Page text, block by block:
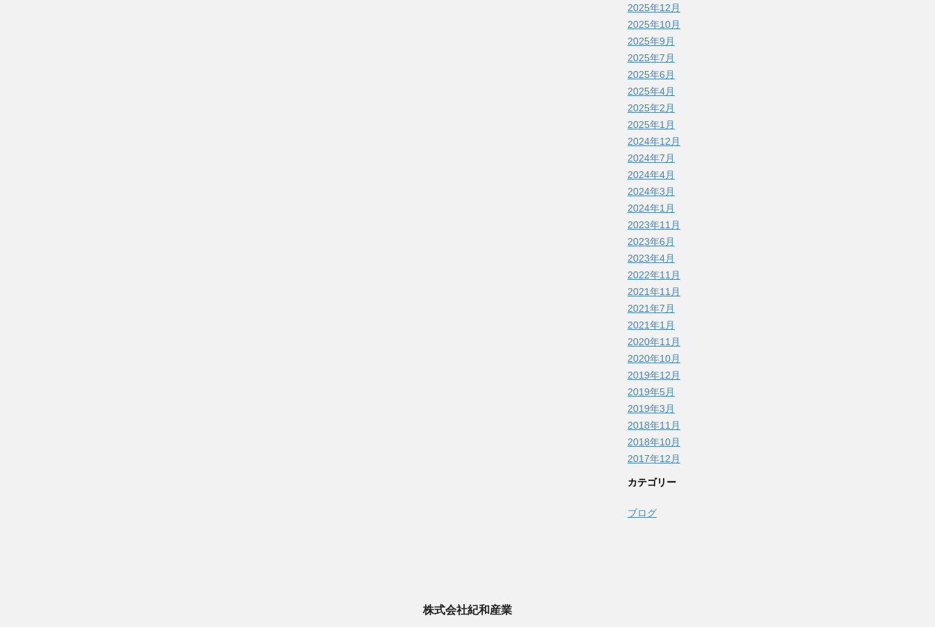
2025年12月
2025年10月
2025年9月
2025年7月
2025年6月
2025年4月
2025年2月
2025年1月
2024年12月
2024年7月
2024年4月
2024年3月
2024年1月
2023年11月
2023年6月
2023年4月
2022年11月
2021年11月
2021年7月
2021年1月
2020年11月
2020年10月
2019年12月
2019年5月
2019年3月
2018年11月
2018年10月
2017年12月
カテゴリー
ブログ
株式会社紀和産業